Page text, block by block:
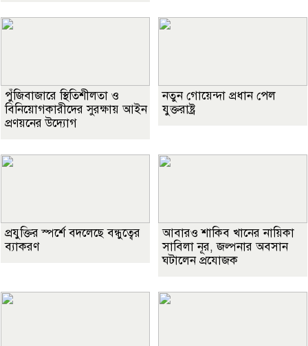
পুঁজিবাজারে স্থিতিশীলতা ও
বিনিয়োগকারীদের সুরক্ষায় আইন
প্রণয়নের উদ্যোগ
নতুন গোয়েন্দা প্রধান পেল
যুক্তরাষ্ট্র
প্রযুক্তির স্পর্শে বদলেছে বন্ধুত্বের
ব্যাকরণ
আবারও শাকিব খানের নায়িকা
সাবিলা নূর, জল্পনার অবসান
ঘটালেন প্রযোজক